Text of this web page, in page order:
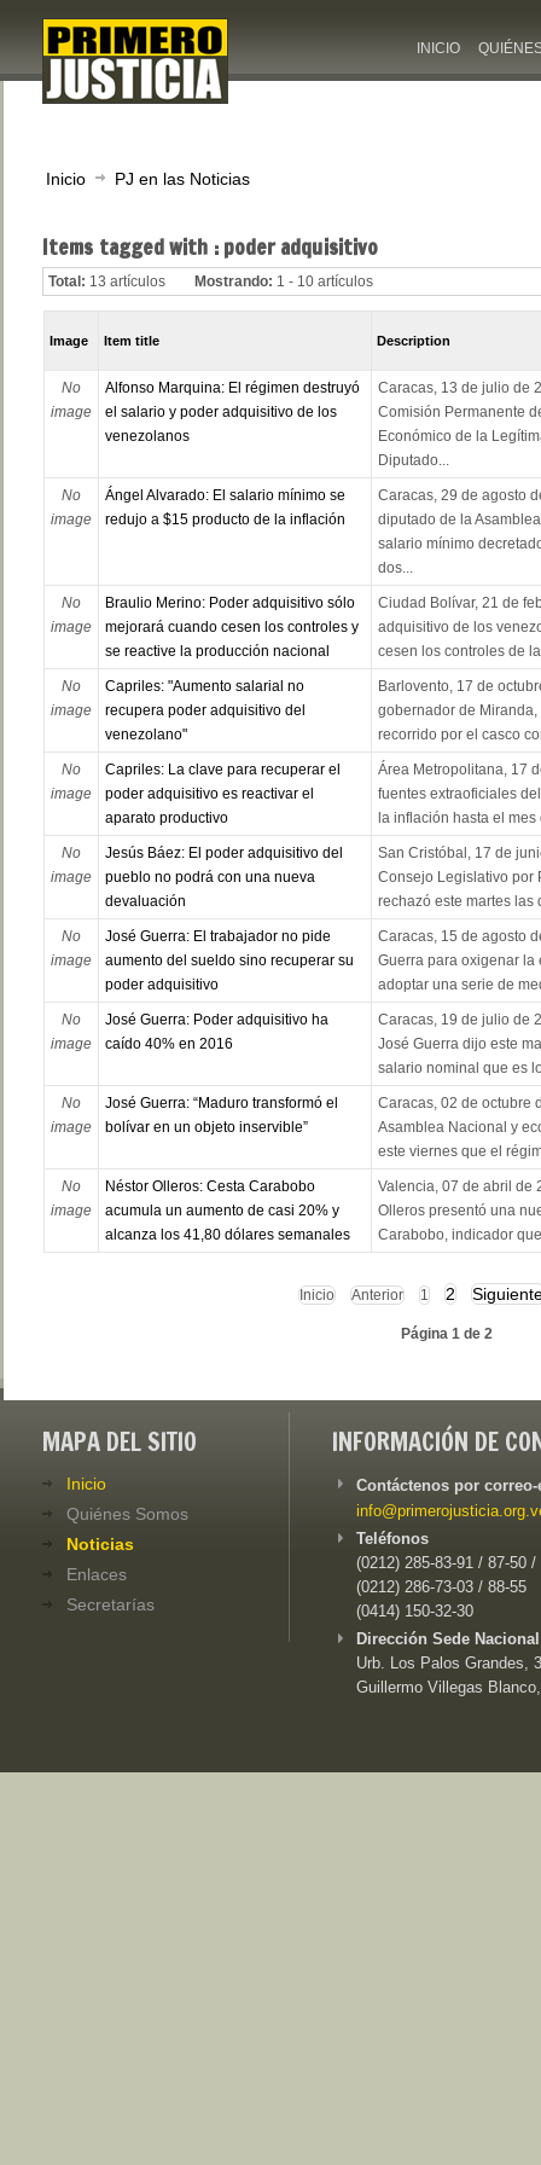
INICIO
Inicio PJ en las Noticias
Items tagged with : poder adquisitivo
Total: 13 artículos Mostrando: 1 - 10 artículos
Image Item title Description
No
image
Alfonso Marquina: El régimen destruyó
el salario y poder adquisitivo de los
venezolanos
Caracas, 13 de julio de
Comisión Permanente
Económico de la
Diputado...
No
image
Ángel Alvarado: El salario mínimo se
redujo a $15 producto de la inflación
Caracas, 29 de agosto
diputado de la
salario mínimo
dos...
No
image
Braulio Merino: Poder adquisitivo sólo
mejorará cuando cesen los controles y
se reactive la producción nacional
Ciudad Bolívar, 21 de
adquisitivo de los
cesen los controles de
No
image
Capriles: "Aumento salarial no
recupera poder adquisitivo del
venezolano"
Barlovento, 17 de
gobernador de
recorrido por el casco
No
image
Capriles: La clave para recuperar el
poder adquisitivo es reactivar el
aparato productivo
Área Metropolitana, 17
fuentes extraoficiales
la inflación hasta el
No
image
Jesús Báez: El poder adquisitivo del
pueblo no podrá con una nueva
devaluación
San Cristóbal, 17 de
Consejo Legislativo por
rechazó este martes las
No
image
José Guerra: El trabajador no pide
aumento del sueldo sino recuperar su
poder adquisitivo
Caracas, 15 de agosto
Guerra para oxigenar la
adoptar una serie de
No
image
José Guerra: Poder adquisitivo ha
caído 40% en 2016
Caracas, 19 de julio de
José Guerra dijo este
salario nominal que es
No
image
José Guerra: “Maduro transformó el
bolívar en un objeto inservible”
Caracas, 02 de octubre
Asamblea Nacional y
este viernes que el
No
image
Néstor Olleros: Cesta Carabobo
acumula un aumento de casi 20% y
alcanza los 41,80 dólares semanales
Valencia, 07 de abril de
Olleros presentó una
Carabobo, indicador
Inicio Anterior 1 2
Página 1 de 2
MAPA DEL SITIO
Inicio
Quiénes Somos
Noticias
Enlaces
Secretarías
INFORMACIÓN DE
Contáctenos por
Teléfonos
(0212) 285-83-91 / 87-50 /
(0212) 286-73-03 / 88-55
(0414) 150-32-30
Dirección Sede
Urb. Los Palos Grandes,
Guillermo Villegas